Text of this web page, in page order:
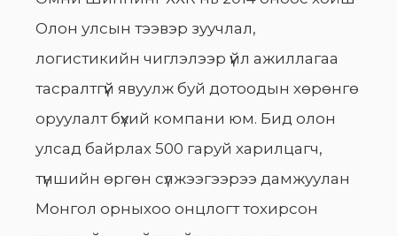
Олон улсын тээвэр зуучлал,
логистикийн чиглэлээр үйл ажиллагаа
тасралтгүй явуулж буй дотоодын хөрөнгө
оруулалт бүхий компани юм. Бид олон
улсад байрлах 500 гаруй харилцагч,
түншийн өргөн сүлжээгээрээ дамжуулан
Монгол орныхоо онцлогт тохирсон